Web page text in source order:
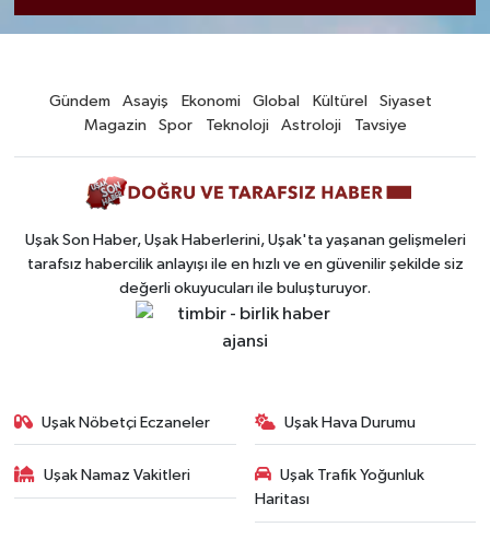
Gündem Asayiş Ekonomi Global Kültürel
Siyaset
Magazin
Spor Teknoloji Astroloji Tavsiye
Uşak Son Haber, Uşak Haberlerini, Uşak'ta yaşanan gelişmeleri
tarafsız habercilik anlayışı ile en hızlı ve en güvenilir şekilde siz
değerli okuyucuları ile buluşturuyor.
Uşak Nöbetçi Eczaneler Uşak Hava Durumu
Uşak Namaz Vakitleri
Uşak Trafik Yoğunluk
Haritası